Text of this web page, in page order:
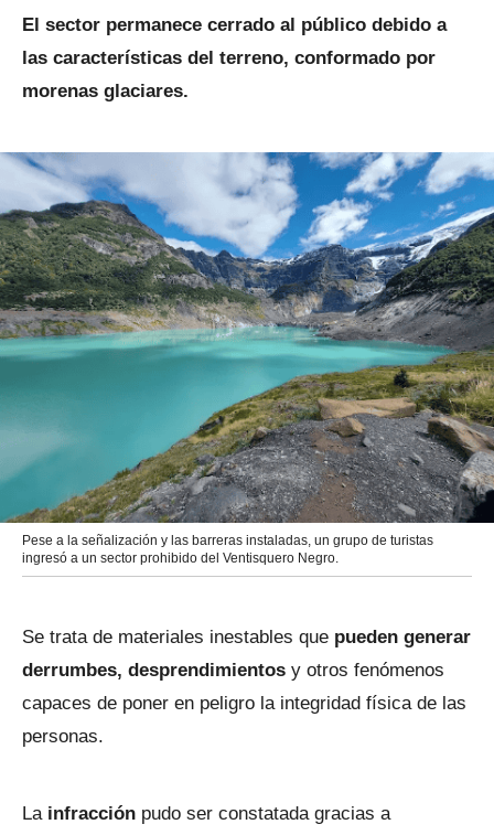
El sector permanece cerrado al público debido a
las características del terreno, conformado por
morenas glaciares.
Pese a la señalización y las barreras instaladas, un grupo de turistas
ingresó a un sector prohibido del Ventisquero Negro.
Se trata de materiales inestables que pueden generar
derrumbes, desprendimientos y otros fenómenos
capaces de poner en peligro la integridad física de las
personas.
La infracción pudo ser constatada gracias a